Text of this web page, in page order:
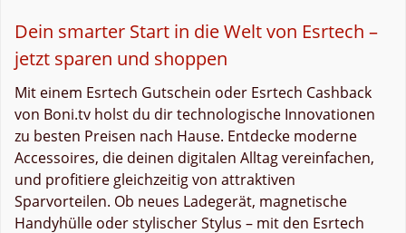
Dein smarter Start in die Welt von Esrtech –
jetzt sparen und shoppen
Mit einem Esrtech Gutschein oder Esrtech Cashback
von Boni.tv holst du dir technologische Innovationen
zu besten Preisen nach Hause. Entdecke moderne
Accessoires, die deinen digitalen Alltag vereinfachen,
und profitiere gleichzeitig von attraktiven
Sparvorteilen. Ob neues Ladegerät, magnetische
Handyhülle oder stylischer Stylus – mit den Esrtech